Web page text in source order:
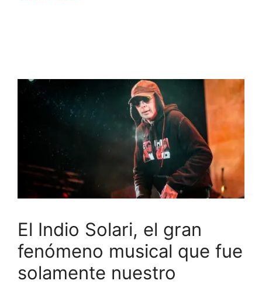
El Indio Solari, el gran
fenómeno musical que fue
solamente nuestro